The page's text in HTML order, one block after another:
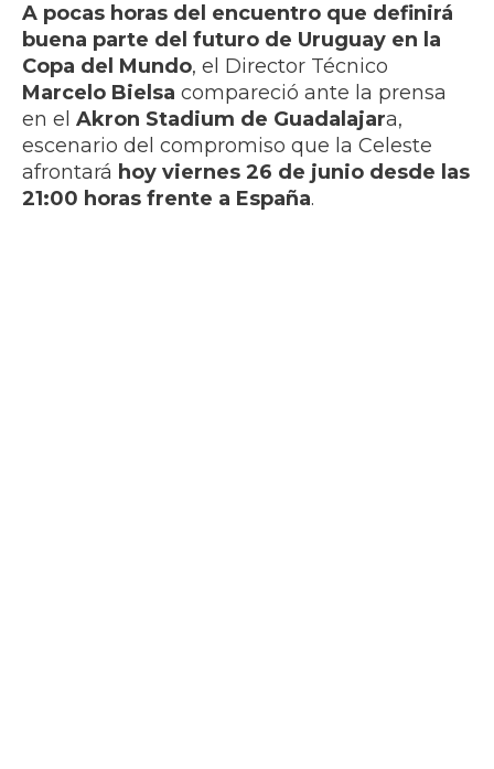
A pocas horas del encuentro que definirá
buena parte del futuro de Uruguay en la
Copa del Mundo, el Director Técnico
Marcelo Bielsa compareció ante la prensa
en el Akron Stadium de Guadalajara,
escenario del compromiso que la Celeste
afrontará hoy viernes 26 de junio desde las
21:00 horas frente a España.